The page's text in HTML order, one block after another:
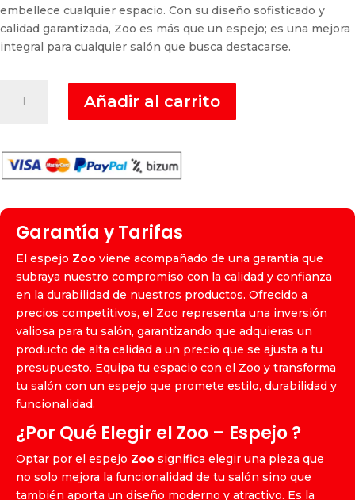
embellece cualquier espacio. Con su diseño sofisticado y
calidad garantizada, Zoo es más que un espejo; es una mejora
integral para cualquier salón que busca destacarse.
Añadir al carrito
Garantía y Tarifas
El espejo Zoo viene acompañado de una garantía que
subraya nuestro compromiso con la calidad y confianza
en la durabilidad de nuestros productos. Ofrecido a
precios competitivos, el Zoo representa una inversión
valiosa para tu salón, garantizando que adquieras un
producto de alta calidad a un precio que se ajusta a tu
presupuesto. Equipa tu espacio con el Zoo y transforma
tu salón con un espejo que promete estilo, durabilidad y
funcionalidad.
¿Por Qué Elegir el Zoo – Espejo ?
Optar por el espejo Zoo significa elegir una pieza que
no solo mejora la funcionalidad de tu salón sino que
también aporta un diseño moderno y atractivo. Es la